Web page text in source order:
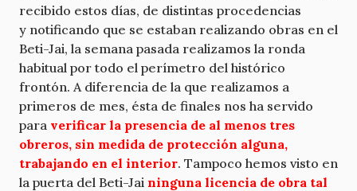
recibido estos días, de distintas procedencias
y notificando que se estaban realizando obras en el
Beti-Jai, la semana pasada realizamos la ronda
habitual por todo el perímetro del histórico
frontón. A diferencia de la que realizamos a
primeros de mes, ésta de finales nos ha servido
para verificar la presencia de al menos tres
obreros, sin medida de protección alguna,
trabajando en el interior. Tampoco hemos visto en
la puerta del Beti-Jai ninguna licencia de obra tal